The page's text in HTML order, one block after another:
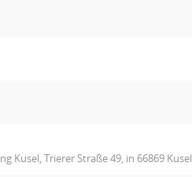
Kusel, Trierer Straße 49, in 66869 Kusel